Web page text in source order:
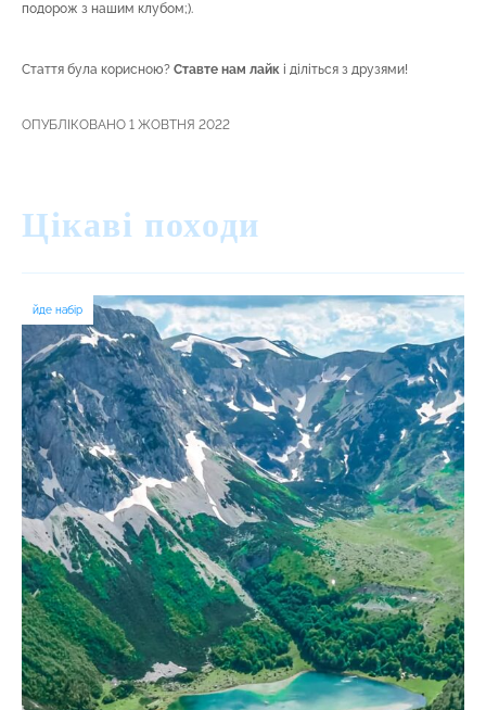
подорож з нашим клубом;).
Стаття була корисною? Ставте нам лайк і діліться з друзями!
ОПУБЛІКОВАНО 1 ЖОВТНЯ 2022
Цікаві походи
йде набір